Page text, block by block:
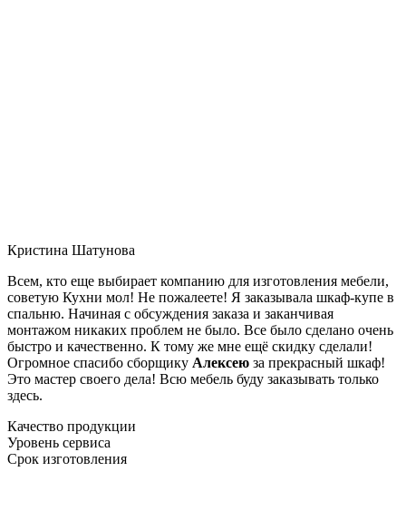
Кристина Шатунова
Всем, кто еще выбирает компанию для изготовления мебели,
советую Кухни мол! Не пожалеете! Я заказывала шкаф-купе в
спальню. Начиная с обсуждения заказа и заканчивая
монтажом никаких проблем не было. Все было сделано очень
быстро и качественно. К тому же мне ещё скидку сделали!
Огромное спасибо сборщику Алексею за прекрасный шкаф!
Это мастер своего дела! Всю мебель буду заказывать только
здесь.
Качество продукции
Уровень сервиса
Срок изготовления